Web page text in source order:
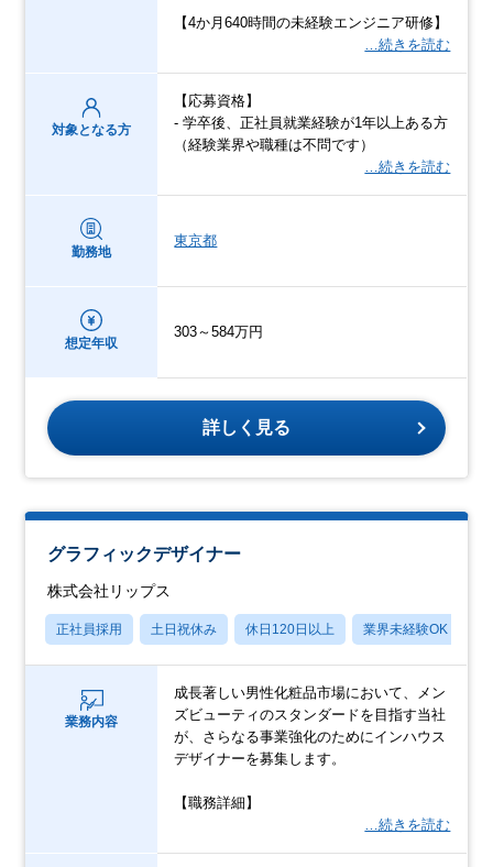
【4か月640時間の未経験エンジニア研修】
…続きを読む
対象となる方
【応募資格】
- 学卒後、正社員就業経験が1年以上ある方
（経験業界や職種は不問です）
…続きを読む
勤務地
東京都
想定年収
303～584万円
詳しく見る
グラフィックデザイナー
株式会社リップス
正社員採用 土日祝休み 休日120日以上 業界未経験OK
業務内容
成長著しい男性化粧品市場において、メン
ズビューティのスタンダードを目指す当社
が、さらなる事業強化のためにインハウス
デザイナーを募集します。
【職務詳細】
…続きを読む